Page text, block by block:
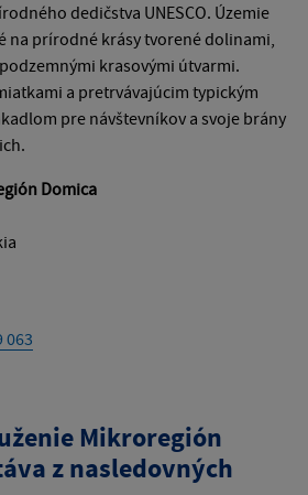
dedičstva UNESCO. Územie
na prírodné krásy tvorené dolinami,
krasovými útvarmi.
a pretrvávajúcim typickým
pre návštevníkov a svoje brány
Domica
063
Mikroregión
z nasledovných